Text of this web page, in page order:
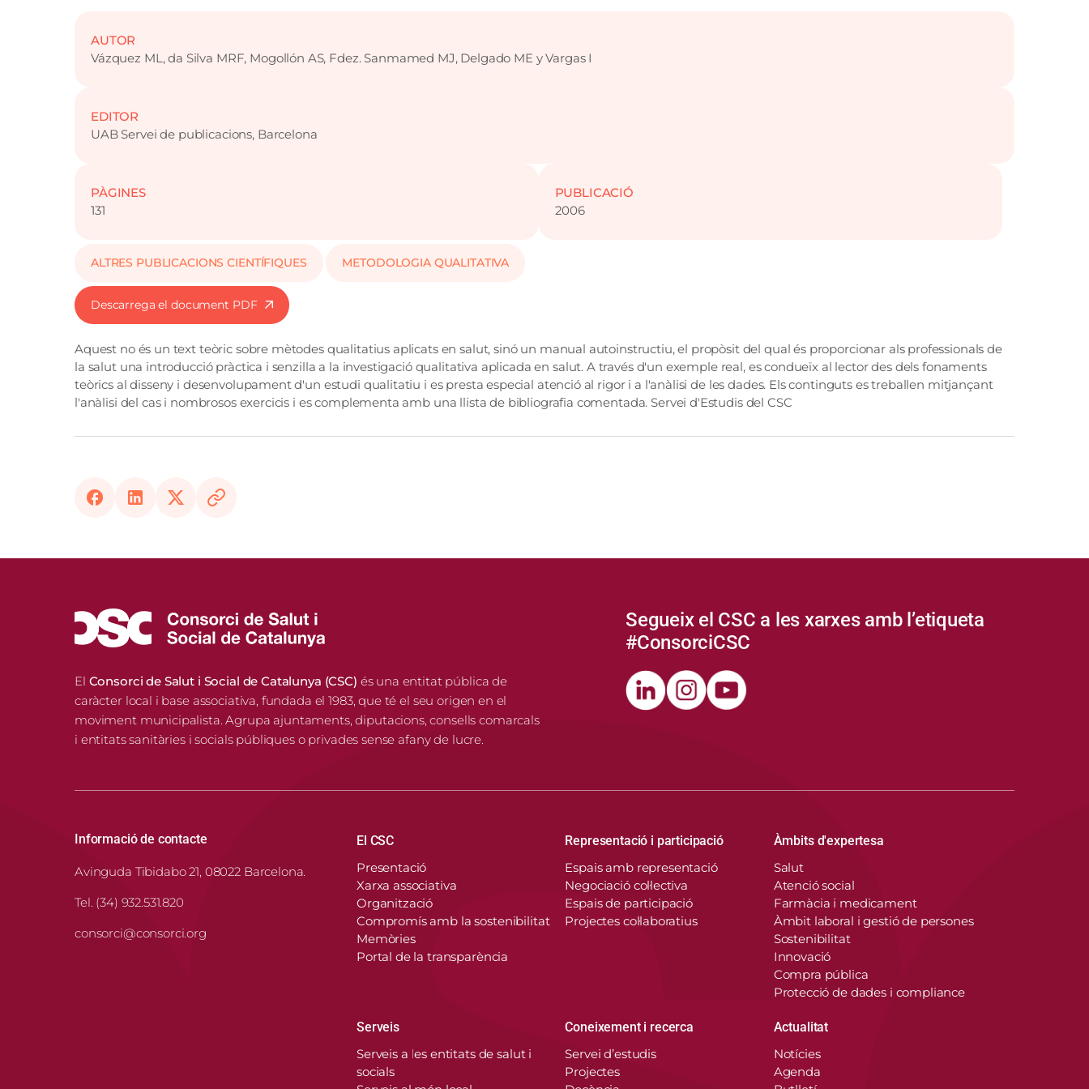
AUTOR
Vázquez ML, da Silva MRF, Mogollón AS, Fdez. Sanmamed MJ, Delgado ME y Vargas I
EDITOR
UAB Servei de publicacions, Barcelona
PÀGINES
131
PUBLICACIÓ
2006
ALTRES PUBLICACIONS CIENTÍFIQUES METODOLOGIA QUALITATIVA
Descarrega el document PDF
Aquest no és un text teòric sobre mètodes qualitatius aplicats en salut, sinó un manual autoinstructiu, el propòsit del qual és proporcionar als professionals de
la salut una introducció pràctica i senzilla a la investigació qualitativa aplicada en salut. A través d'un exemple real, es condueïx al lector des dels fonaments
teòrics al disseny i desenvolupament d'un estudi qualitatiu i es presta especial atenció al rigor i a l'anàlisi de les dades. Els continguts es treballen mitjançant
l'anàlisi del cas i nombrosos exercicis i es complementa amb una llista de bibliografia comentada. Servei d'Estudis del CSC
Link
El Consorci de Salut i Social de Catalunya (CSC) és una entitat pública de
caràcter local i base associativa, fundada el 1983, que té el seu origen en el
moviment municipalista. Agrupa ajuntaments, diputacions, consells comarcals
i entitats sanitàries i socials públiques o privades sense afany de lucre.
Segueix el CSC a les xarxes amb l’etiqueta
#ConsorciCSC
Informació de contacte
Avinguda Tibidabo 21, 08022 Barcelona.
Tel. (34) 932.531.820
consorci@consorci.org
Navegació principal
El CSC
Presentació
Xarxa associativa
Organització
Compromís amb la sostenibilitat
Memòries
Portal de la transparència
Representació i participació
Espais amb representació
Negociació col·lectiva
Espais de participació
Projectes col·laboratius
Àmbits d'expertesa
Salut
Atenció social
Farmàcia i medicament
Àmbit laboral i gestió de persones
Sostenibilitat
Innovació
Compra pública
Protecció de dades i compliance
Serveis
Serveis a les entitats de salut i
socials
Coneixement i recerca
Servei d’estudis
Projectes
Actualitat
Notícies
Agenda